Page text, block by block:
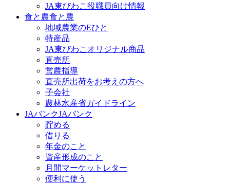
JA東びわこ役職員向け情報
食と農食と農
地域農業のEひと
特産品
JA東びわこオリジナル商品
直売所
営農指導
直売所出荷をお考えの方へ
子会社
農林水産省ガイドライン
JAバンクJAバンク
貯める
借りる
年金のこと
資産形成のこと
月間マーケットレター
便利に使う